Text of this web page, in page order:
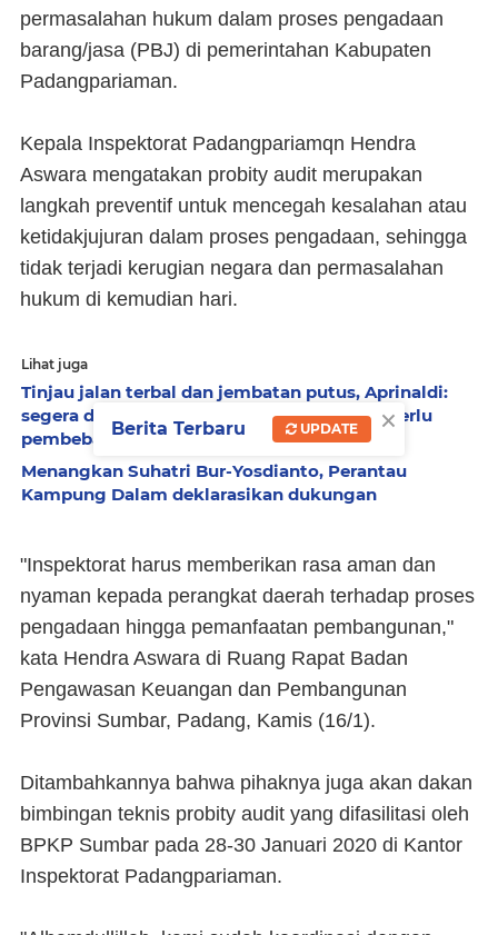
permasalahan hukum dalam proses pengadaan
barang/jasa (PBJ) di pemerintahan Kabupaten
Padangpariaman.
Kepala Inspektorat Padangpariamqn Hendra
Aswara mengatakan probity audit merupakan
langkah preventif untuk mencegah kesalahan atau
ketidakjujuran dalam proses pengadaan, sehingga
tidak terjadi kerugian negara dan permasalahan
hukum di kemudian hari.
Lihat juga
Tinjau jalan terbal dan jembatan putus, Aprinaldi:
segera diperbaiki, banjir Bukik Gonggang perlu
pembebasan tanah
Menangkan Suhatri Bur-Yosdianto, Perantau
Kampung Dalam deklarasikan dukungan
"Inspektorat harus memberikan rasa aman dan
nyaman kepada perangkat daerah terhadap proses
pengadaan hingga pemanfaatan pembangunan,"
kata Hendra Aswara di Ruang Rapat Badan
Pengawasan Keuangan dan Pembangunan
Provinsi Sumbar, Padang, Kamis (16/1).
Ditambahkannya bahwa pihaknya juga akan dakan
bimbingan teknis probity audit yang difasilitasi oleh
BPKP Sumbar pada 28-30 Januari 2020 di Kantor
Inspektorat Padangpariaman.
×
Berita Terbaru UPDATE